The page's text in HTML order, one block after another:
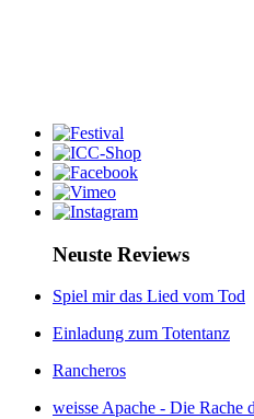
Neuste Reviews
Spiel mir das Lied vom Tod
Einladung zum Totentanz
Rancheros
weisse Apache - Die Rache